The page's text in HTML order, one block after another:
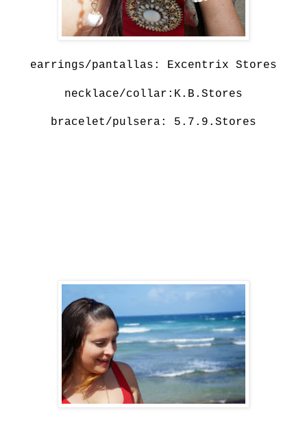
earrings/pantallas: Excentrix Stores
necklace/collar: K.B.Stores
bracelet/pulsera: 5.7.9.Stores